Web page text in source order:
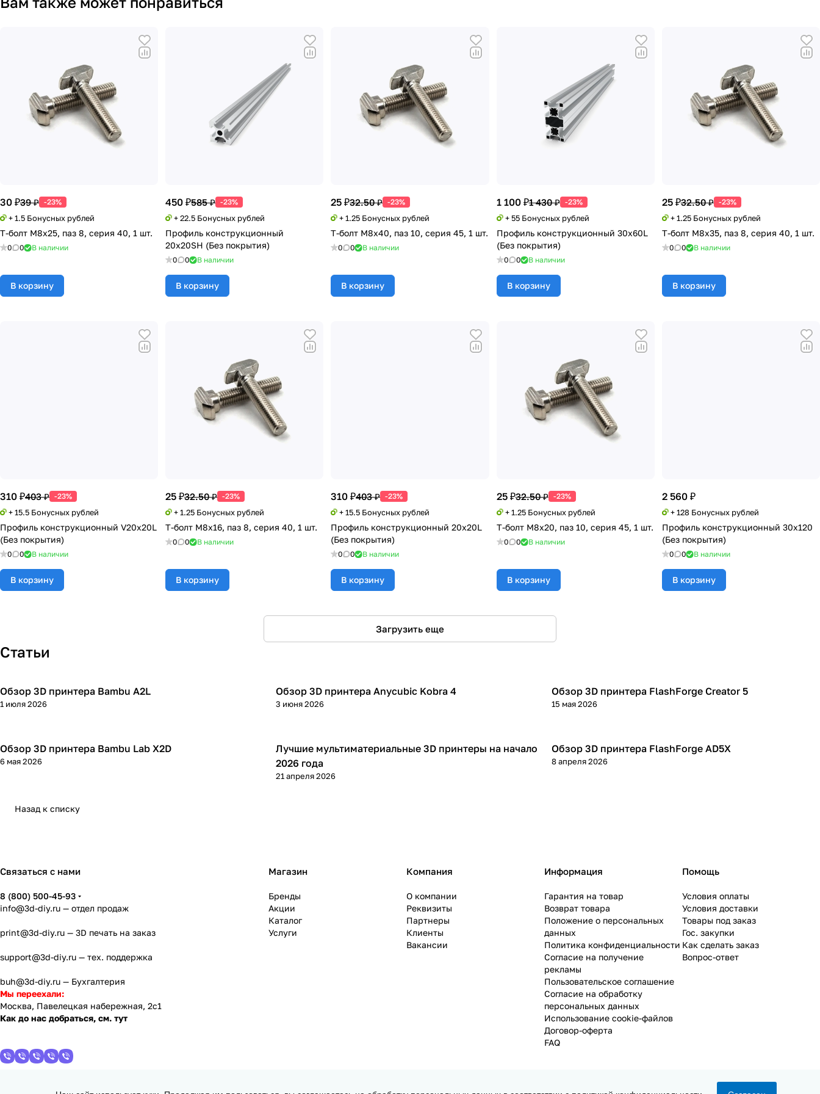
30 ₽39 ₽ -23%
+ 1.5 Бонусных рублей
Т-болт М8х25, паз 8, серия 40, 1 шт.
0 0 В наличии
В корзину
450 ₽585 ₽ -23%
+ 22.5 Бонусных рублей
Профиль конструкционный
20х20SH (Без покрытия)
0 0 В наличии
В корзину
25 ₽32.50 ₽ -23%
+ 1.25 Бонусных рублей
Т-болт М8х40, паз 10, серия 45, 1 шт.
0 0 В наличии
В корзину
1 100 ₽1 430 ₽ -23%
+ 55 Бонусных рублей
Профиль конструкционный 30х60L
(Без покрытия)
0 0 В наличии
В корзину
25 ₽32.50 ₽ -23%
+ 1.25 Бонусных рублей
Т-болт М8х35, паз 8, серия 40, 1 шт.
0 0 В наличии
В корзину
310 ₽403 ₽ -23%
+ 15.5 Бонусных рублей
Профиль конструкционный V20х20L
(Без покрытия)
0 0 В наличии
В корзину
25 ₽32.50 ₽ -23%
+ 1.25 Бонусных рублей
Т-болт М8х16, паз 8, серия 40, 1 шт.
0 0 В наличии
В корзину
310 ₽403 ₽ -23%
+ 15.5 Бонусных рублей
Профиль конструкционный 20х20L
(Без покрытия)
0 0 В наличии
В корзину
25 ₽32.50 ₽ -23%
+ 1.25 Бонусных рублей
Т-болт М8х20, паз 10, серия 45, 1 шт.
0 0 В наличии
В корзину
2 560 ₽
+ 128 Бонусных рублей
Профиль конструкционный 30х120
(Без покрытия)
0 0 В наличии
В корзину
Загрузить еще
Статьи
3D принтеры
Обзор 3D принтера Bambu A2L
1 июля 2026
3D принтеры
Обзор 3D принтера Anycubic Kobra 4
3 июня 2026
3D принтеры
Обзор 3D принтера FlashForge Creator 5
15 мая 2026
3D принтеры
Обзор 3D принтера Bambu Lab X2D
6 мая 2026
3D принтеры
Лучшие мультиматериальные 3D принтеры на начало
2026 года
21 апреля 2026
3D принтеры
Обзор 3D принтера FlashForge AD5X
8 апреля 2026
Назад к списку
Связаться с нами
8 (800) 500-45-93
info@3d-diy.ru — отдел продаж
print@3d-diy.ru — 3D печать на заказ
support@3d-diy.ru — тех. поддержка
buh@3d-diy.ru — Бухгалтерия
Мы переехали:
Москва, Павелецкая набережная, 2с1
Как до нас добраться, см. тут
Магазин
Бренды
Акции
Каталог
Услуги
Компания
О компании
Реквизиты
Партнеры
Клиенты
Вакансии
Информация
Гарантия на товар
Возврат товара
Положение о персональных
данных
Политика конфиденциальности
Согласие на получение
рекламы
Пользовательское соглашение
Согласие на обработку
персональных данных
Использование cookie-файлов
Договор-оферта
FAQ
Помощь
Условия оплаты
Условия доставки
Товары под заказ
Гос. закупки
Как сделать заказ
Вопрос-ответ